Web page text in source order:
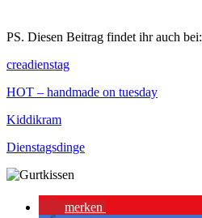
PS. Diesen Beitrag findet ihr auch bei:
creadienstag
HOT – handmade on tuesday
Kiddikram
Dienstagsdinge
merken